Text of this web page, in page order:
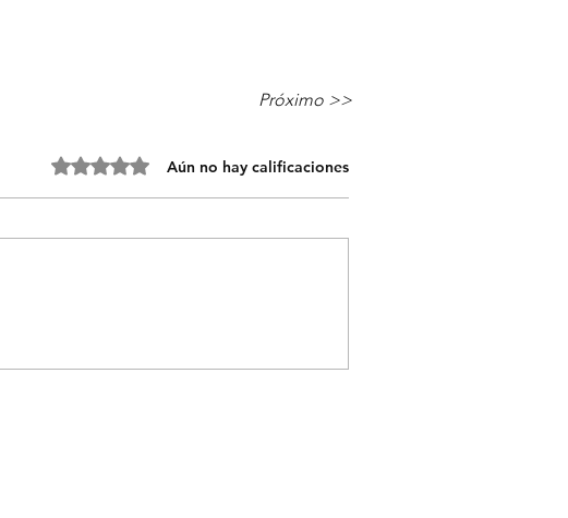
Próximo >>
Obtuvo 0 de 5 estrellas.Aún no hay calificaciones